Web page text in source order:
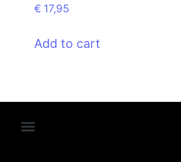
€ 17,95
Add to cart